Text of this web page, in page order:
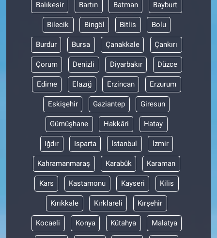
Balıkesir Bartın Batman Bayburt
Bilecik Bingöl Bitlis Bolu
Burdur Bursa Çanakkale Çankırı
Çorum Denizli Diyarbakır Düzce
Edirne Elazığ Erzincan Erzurum
Eskişehir Gaziantep Giresun
Gümüşhane Hakkâri Hatay
Iğdır Isparta İstanbul İzmir
Kahramanmaraş Karabük Karaman
Kars Kastamonu Kayseri Kilis
Kırıkkale Kırklareli Kırşehir
Kocaeli Konya Kütahya Malatya